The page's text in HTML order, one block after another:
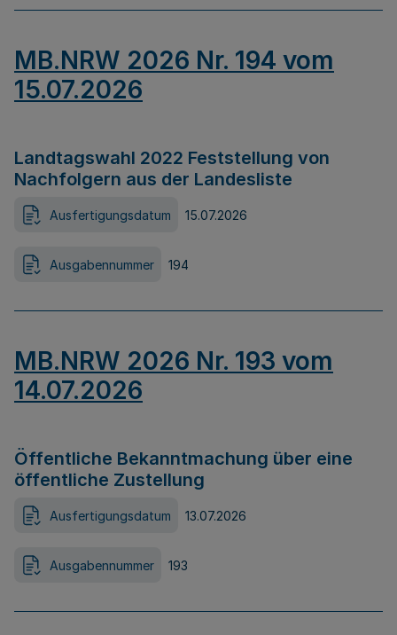
MB.NRW 2026 Nr. 194 vom
15.07.2026
Landtagswahl 2022 Feststellung von
Nachfolgern aus der Landesliste
Ausfertigungsdatum 15.07.2026
Ausgabennummer 194
MB.NRW 2026 Nr. 193 vom
14.07.2026
Öffentliche Bekanntmachung über eine
öffentliche Zustellung
Ausfertigungsdatum 13.07.2026
Ausgabennummer 193